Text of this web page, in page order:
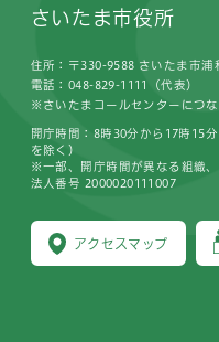
さいたま市役所
住所：〒330-9588 さいたま市浦
電話：048-829-1111（代表）
※さいたまコールセンターにつな
アクセスマップ
開庁時間：8時30分から17時15
を除く）
※一部、開庁時間が異なる組織、
法人番号 2000020111007